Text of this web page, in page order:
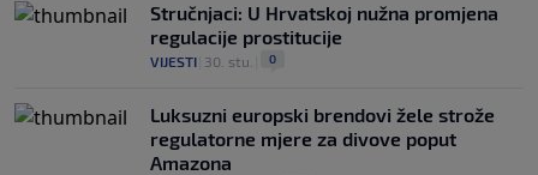
Stručnjaci: U Hrvatskoj nužna promjena
regulacije prostitucije
VIJESTI 30. stu. 0
Luksuzni europski brendovi žele strože
regulatorne mjere za divove poput
Amazona